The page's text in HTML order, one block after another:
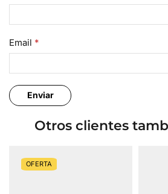
Email *
Otros clientes
OFERTA